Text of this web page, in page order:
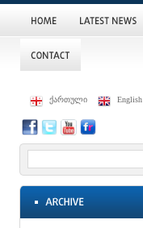
ქართული English